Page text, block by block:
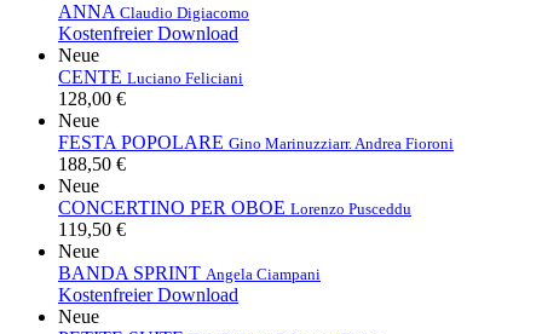
ANNA Claudio Digiacomo
Kostenfreier Download
Neue
CENTE Luciano Feliciani
128,00 €
Neue
FESTA POPOLARE Gino Marinuzziarr. Andrea Fioroni
188,50 €
Neue
CONCERTINO PER OBOE Lorenzo Pusceddu
119,50 €
Neue
BANDA SPRINT Angela Ciampani
Kostenfreier Download
Neue